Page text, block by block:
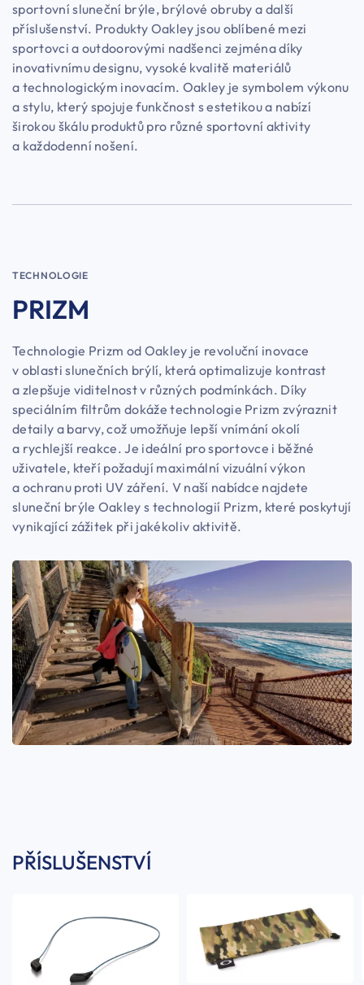
sportovní sluneční brýle, brýlové obruby a další
příslušenství. Produkty Oakley jsou oblíbené mezi
sportovci a outdoorovými nadšenci zejména díky
inovativnímu designu, vysoké kvalitě materiálů
a technologickým inovacím. Oakley je symbolem výkonu
a stylu, který spojuje funkčnost s estetikou a nabízí
širokou škálu produktů pro různé sportovní aktivity
a každodenní nošení.
TECHNOLOGIE
PRIZM
Technologie Prizm od Oakley je revoluční inovace
v oblasti slunečních brýlí, která optimalizuje kontrast
a zlepšuje viditelnost v různých podmínkách. Díky
speciálním filtrům dokáže technologie Prizm zvýraznit
detaily a barvy, což umožňuje lepší vnímání okolí
a rychlejší reakce. Je ideální pro sportovce i běžné
uživatele, kteří požadují maximální vizuální výkon
a ochranu proti UV záření. V naší nabídce najdete
sluneční brýle Oakley s technologií Prizm, které poskytují
vynikající zážitek při jakékoliv aktivitě.
PŘÍSLUŠENSTVÍ